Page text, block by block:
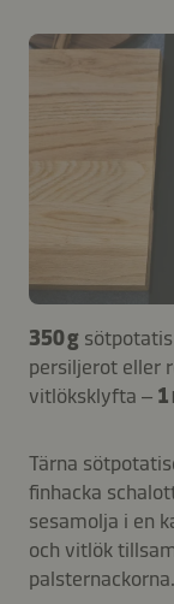
350 g
persiljerot eller
vitlöksklyfta – 1
Tärna
finhacka
sesamolja i en
och vitlök
palsternackorna.